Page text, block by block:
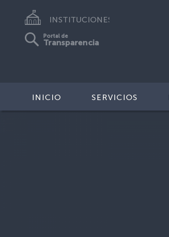
INSTITUCIONES
Portal de
Transparencia
INICIO SERVICIOS